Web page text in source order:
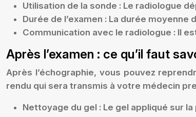
Utilisation de la sonde : Le radiologue
Durée de l’examen : La durée moyenne
Communication avec le radiologue : Il
Après l’examen : ce qu’il faut
Après l’échographie, vous pouvez
rendu qui sera transmis à votre médecin
Nettoyage du gel : Le gel appliqué sur la